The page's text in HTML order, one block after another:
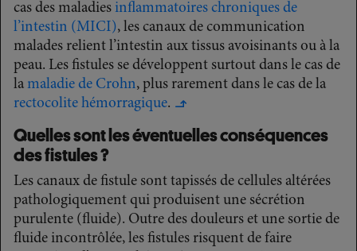
cas des maladies inflammatoires chroniques de
l’intestin (MICI), les canaux de communication
malades relient l’intestin aux tissus avoisinants ou à la
peau. Les fistules se développent surtout dans le cas de
la maladie de Crohn, plus rarement dans le cas de la
rectocolite hémorragique. ↳
Quelles sont les éventuelles conséquences
des fistules ?
Les canaux de fistule sont tapissés de cellules altérées
pathologiquement qui produisent une sécrétion
purulente (fluide). Outre des douleurs et une sortie de
fluide incontrôlée, les fistules risquent de faire